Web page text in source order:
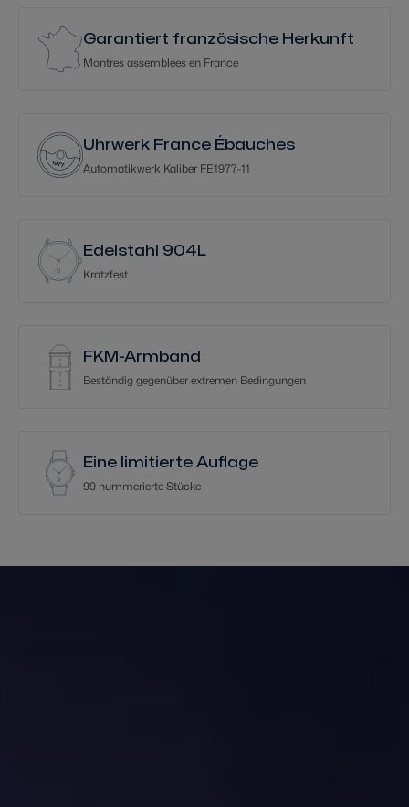
Garantiert französische Herkunft
Montres assemblées en France
Uhrwerk France Ébauches
Automatikwerk Kaliber FE1977-11
Edelstahl 904L
Kratzfest
FKM-Armband
Beständig gegenüber extremen Bedingungen
Eine limitierte Auflage
99 nummerierte Stücke